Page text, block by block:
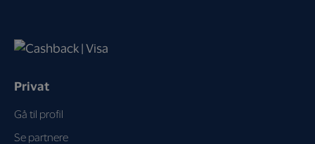
Privat
Gå til profil
Se partnere